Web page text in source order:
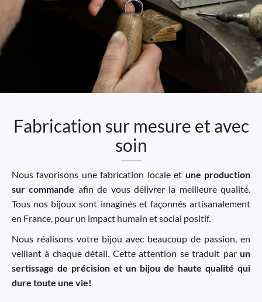
Fabrication sur mesure et avec
soin
Nous favorisons une fabrication locale et une production
sur commande afin de vous délivrer la meilleure qualité.
Tous nos bijoux sont imaginés et façonnés artisanalement
en France, pour un impact humain et social positif.
Nous réalisons votre bijou avec beaucoup de passion, en
veillant à chaque détail. Cette attention se traduit par un
sertissage de précision et un bijou de haute qualité qui
dure toute une vie!